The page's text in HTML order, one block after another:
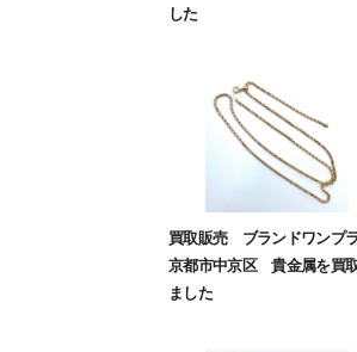
した
買取販売 ブランドワン
京都市中京区 貴金属を買
ました